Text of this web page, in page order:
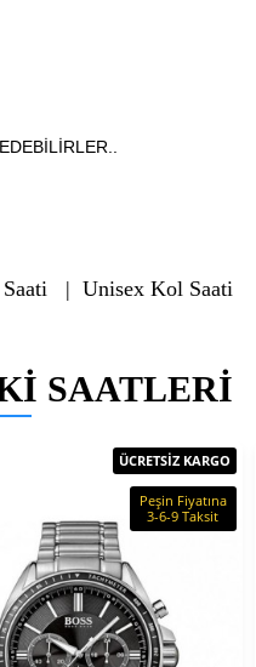
| Unisex Kol Saati
SAATLERI
ÜCRETSİZ KARGO
Peşin Fiyatına
3-6-9 Taksit